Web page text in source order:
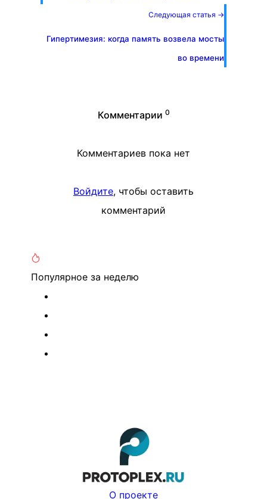
Следующая статья →
Гипертимезия: когда память возвела мосты
во времени
Комментарии 0
Комментариев пока нет
Войдите, чтобы оставить
комментарий
Популярное за неделю
О проекте